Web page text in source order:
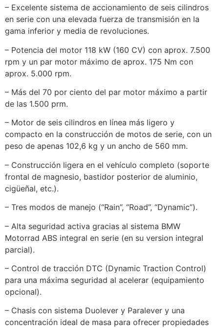
– Excelente sistema de accionamiento de seis cilindros
en serie con una elevada fuerza de transmisión en la
gama inferior y media de revoluciones.
– Potencia del motor 118 kW (160 CV) con aprox. 7.500
rpm y un par motor máximo de aprox. 175 Nm con
aprox. 5.000 rpm.
– Más del 70 por ciento del par motor máximo a partir
de las 1.500 prm.
– Motor de seis cilindros en línea más ligero y
compacto en la construcción de motos de serie, con un
peso de apenas 102,6 kg y un ancho de 560 mm.
– Construcción ligera en el vehículo completo (soporte
frontal de magnesio, bastidor posterior de aluminio,
cigüeñal, etc.).
– Tres modos de manejo (“Rain”, “Road”, “Dynamic”).
– Alta seguridad activa gracias al sistema BMW
Motorrad ABS integral en serie (en su version integral
parcial).
– Control de tracción DTC (Dynamic Traction Control)
para una máxima seguridad al acelerar (equipamiento
opcional).
– Chasis con sistema Duolever y Paralever y una
concentración ideal de masa para ofrecer propiedades